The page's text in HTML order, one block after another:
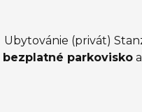
Ubytovánie (privát)
bezplatné parkovisko a